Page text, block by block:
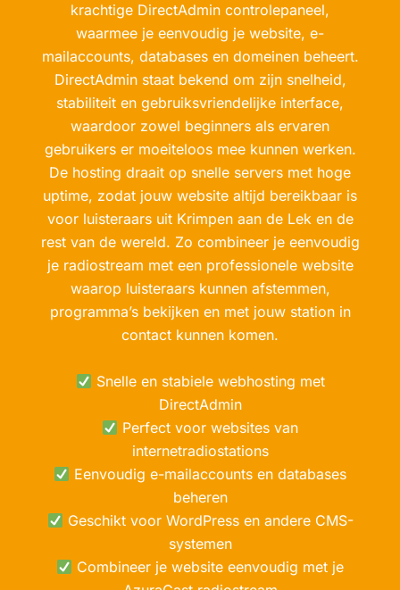
krachtige DirectAdmin controlepaneel,
waarmee je eenvoudig je website, e-
mailaccounts, databases en domeinen beheert.
DirectAdmin staat bekend om zijn snelheid,
stabiliteit en gebruiksvriendelijke interface,
waardoor zowel beginners als ervaren
gebruikers er moeiteloos mee kunnen werken.
De hosting draait op snelle servers met hoge
uptime, zodat jouw website altijd bereikbaar is
voor luisteraars uit Krimpen aan de Lek en de
rest van de wereld. Zo combineer je eenvoudig
je radiostream met een professionele website
waarop luisteraars kunnen afstemmen,
programma’s bekijken en met jouw station in
contact kunnen komen.
Snelle en stabiele webhosting met
DirectAdmin
Perfect voor websites van
internetradiostations
Eenvoudig e-mailaccounts en databases
beheren
Geschikt voor WordPress en andere CMS-
systemen
Combineer je website eenvoudig met je